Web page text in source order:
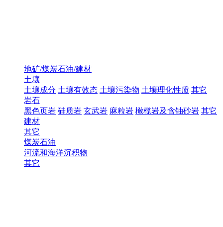
地矿/煤炭石油/建材
土壤
土壤成分 土壤有效态 土壤污染物 土壤理化性质 其它
岩石
黑色页岩 硅质岩 玄武岩 麻粒岩 橄榄岩及含铀砂岩 其它
建材
其它
煤炭石油
河流和海洋沉积物
其它